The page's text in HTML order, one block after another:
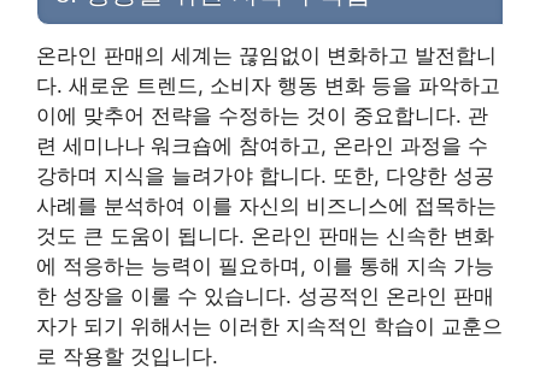
온라인 판매의 세계는 끊임없이 변화하고 발전합니
다. 새로운 트렌드, 소비자 행동 변화 등을 파악하고
이에 맞추어 전략을 수정하는 것이 중요합니다. 관
련 세미나나 워크숍에 참여하고, 온라인 과정을 수
강하며 지식을 늘려가야 합니다. 또한, 다양한 성공
사례를 분석하여 이를 자신의 비즈니스에 접목하는
것도 큰 도움이 됩니다. 온라인 판매는 신속한 변화
에 적응하는 능력이 필요하며, 이를 통해 지속 가능
한 성장을 이룰 수 있습니다. 성공적인 온라인 판매
자가 되기 위해서는 이러한 지속적인 학습이 교훈으
로 작용할 것입니다.